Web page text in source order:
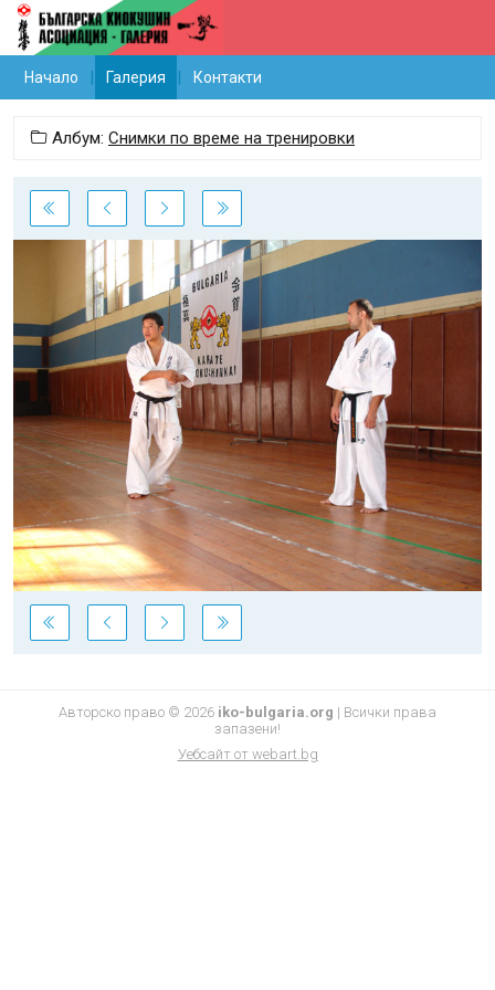
Начало Галерия Контакти
Албум: Снимки по време на тренировки
Авторско право © 2026 iko-bulgaria.org | Всички права
запазени!
Уебсайт от webart.bg